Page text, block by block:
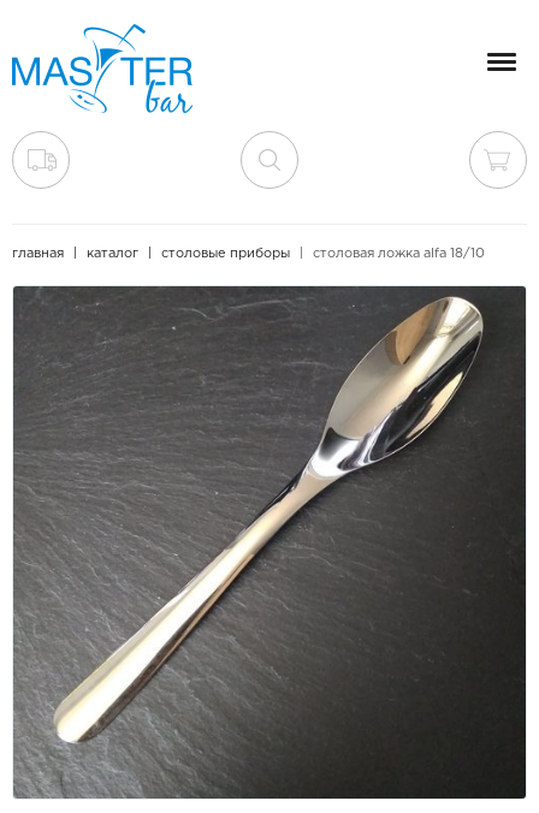
главная каталог столовые приборы столовая ложка alfa 18/10